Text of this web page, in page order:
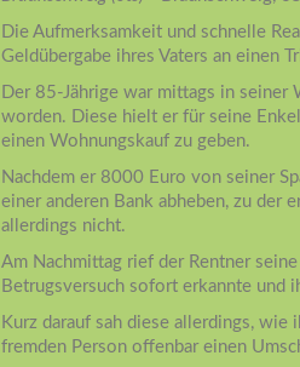
Die Aufmerksamkeit und schnelle
Geldübergabe ihres Vaters an einen
Der 85-Jährige war mittags in seiner
worden. Diese hielt er für seine
einen Wohnungskauf zu geben.
Nachdem er 8000 Euro von seiner
einer anderen Bank abheben, zu der
allerdings nicht.
Am Nachmittag rief der Rentner
Betrugsversuch sofort erkannte und
Kurz darauf sah diese allerdings,
fremden Person offenbar einen